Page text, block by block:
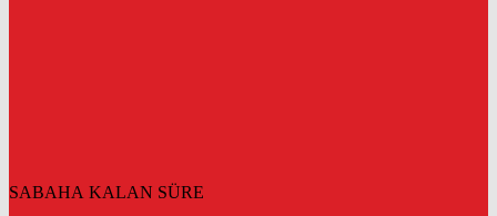
SABAHA KALAN SÜRE